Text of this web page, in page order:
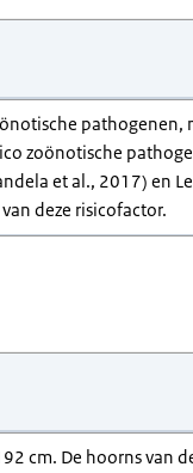
pathogenen,
zoönotische
et al., 2017) en
deze risicofactor.
cm. De hoorns van